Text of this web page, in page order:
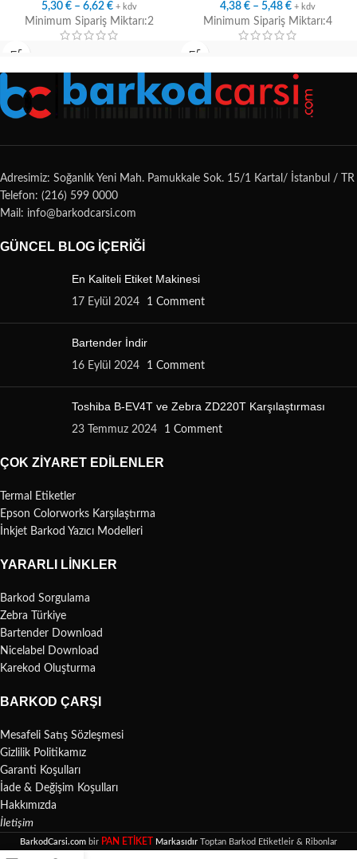
5,30 € – 6,62 € + kdv
Minimum Sipariş Miktarı:2
4,38 € – 5,48 € + kdv
Minimum Sipariş Miktarı:4
Adresimiz: Soğanlık Yeni Mah. Pamukkale Sok. 15/1 Kartal/ İstanbul / TR
Telefon: (216) 599 0000
Mail: info@barkodcarsi.com
GÜNCEL BLOG İÇERIĞI
En Kaliteli Etiket Makinesi
17 Eylül 2024 1 Comment
Bartender İndir
16 Eylül 2024 1 Comment
Toshiba B-EV4T ve Zebra ZD220T Karşılaştırması
23 Temmuz 2024 1 Comment
ÇOK ZIYARET EDILENLER
Termal Etiketler
Epson Colorworks Karşılaştırma
İnkjet Barkod Yazıcı Modelleri
YARARLI LINKLER
Barkod Sorgulama
Zebra Türkiye
Bartender Download
Nicelabel Download
Karekod Oluşturma
BARKOD ÇARŞI
Mesafeli Satış Sözleşmesi
Gizlilik Politikamız
Garanti Koşulları
İade & Değişim Koşulları
Hakkımızda
İletişim
BarkodCarsi.com bir PAN ETİKET Markasıdır Toptan Barkod Etiketleir & Ribonlar